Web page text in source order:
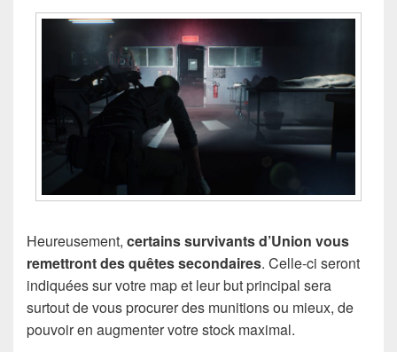
Heureusement, certains survivants d’Union vous
remettront des quêtes secondaires. Celle-ci seront
indiquées sur votre map et leur but principal sera
surtout de vous procurer des munitions ou mieux, de
pouvoir en augmenter votre stock maximal.